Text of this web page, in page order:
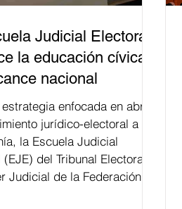
Judicial Electoral
la educación cívica
nacional
enfocada en abrir
jurídico-electoral a la
la Escuela Judicial
del Tribunal Electoral
Judicial de la Federación ha